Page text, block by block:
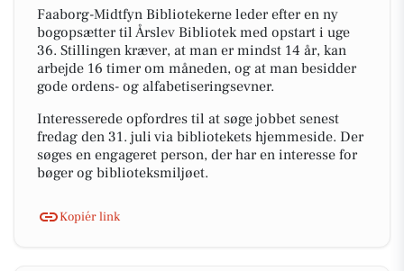
Faaborg-Midtfyn Bibliotekerne leder efter en ny
bogopsætter til Årslev Bibliotek med opstart i uge
36. Stillingen kræver, at man er mindst 14 år, kan
arbejde 16 timer om måneden, og at man besidder
gode ordens- og alfabetiseringsevner.
Interesserede opfordres til at søge jobbet senest
fredag den 31. juli via bibliotekets hjemmeside. Der
søges en engageret person, der har en interesse for
bøger og biblioteksmiljøet.
Kopiér link